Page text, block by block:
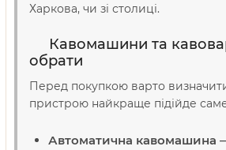
Харкова, чи зі столиці.
Кавомашини та
обрати
Перед покупкою варто
пристрою найкраще підійде
Автоматична кавомашина